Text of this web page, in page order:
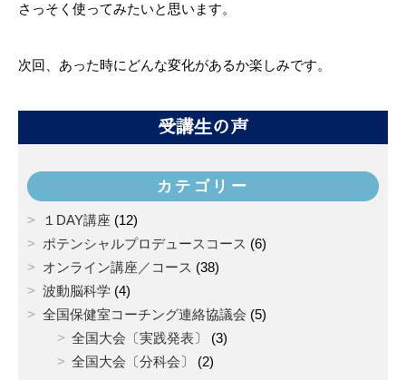
さっそく使ってみたいと思います。
次回、あった時にどんな変化があるか楽しみです。
受講生の声
カテゴリー
１DAY講座 (12)
ポテンシャルプロデュースコース (6)
オンライン講座／コース (38)
波動脳科学 (4)
全国保健室コーチング連絡協議会 (5)
全国大会〔実践発表〕
(3)
全国大会〔分科会〕
(2)